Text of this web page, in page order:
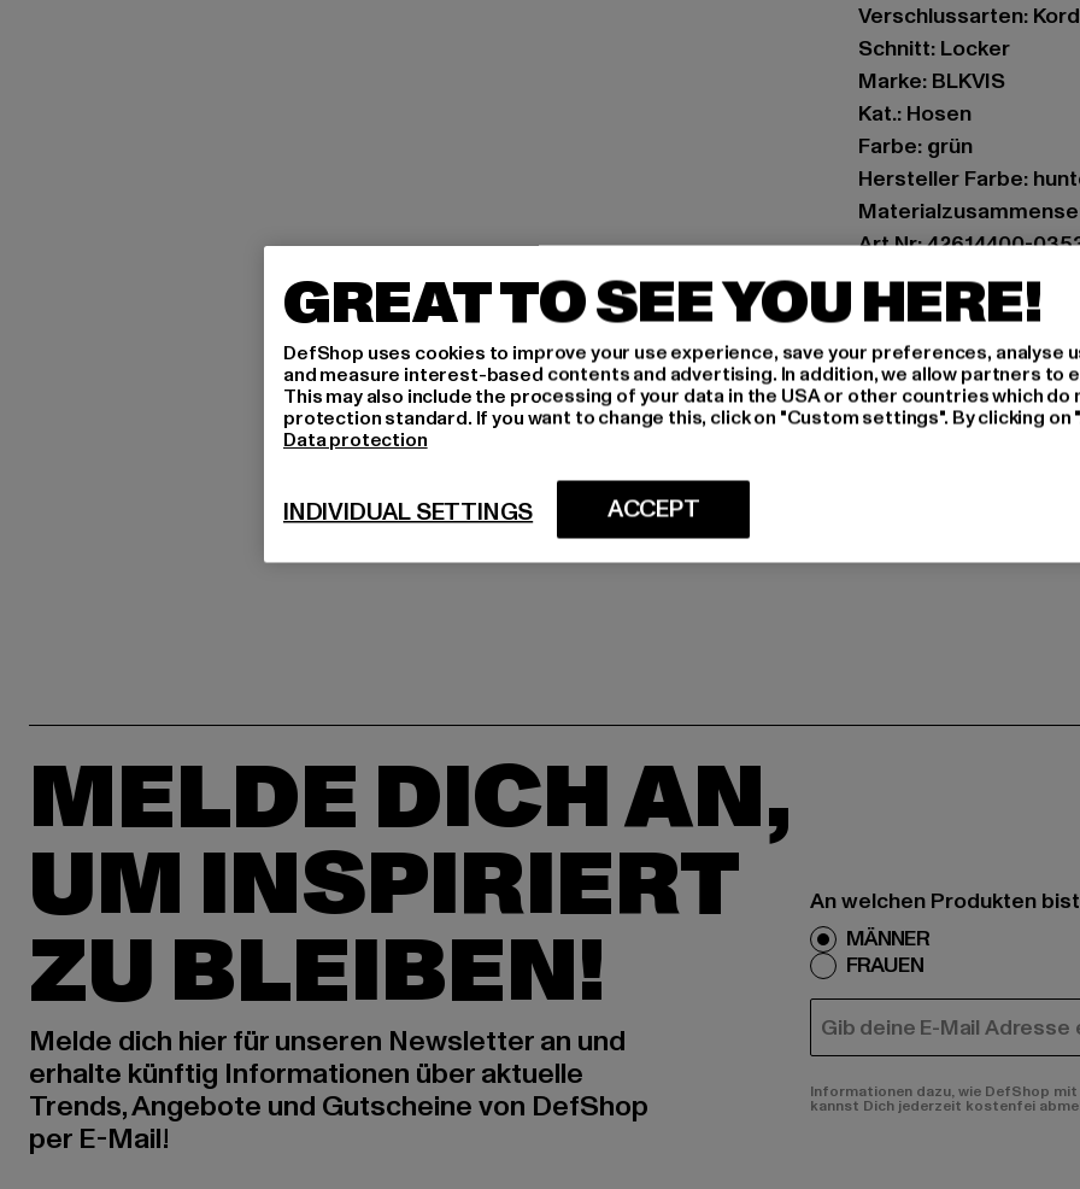
Verschlussarten:
Schnitt: Locker
Marke: BLKVIS
Kat.: Hosen
Farbe: grün
Hersteller Farbe:
Art.Nr: 42614400-
Hersteller: Play Hard
Landwehrstrasse
GRÖSSE
MELDE DICH AN,
UM INSPIRIERT
ZU BLEIBEN!
Melde dich hier für unseren Newsletter an und
erhalte künftig Informationen über aktuelle
Trends, Angebote und Gutscheine von DefShop
per E-Mail!
An welchen Produkten
MÄNNER
FRAUEN
E-MAIL
Informationen dazu, wie DefShop
kannst Dich jederzeit kostenfei
GREAT TO SEE YOU HERE!
DefShop uses cookies to improve your use experience, save your preferences, analyse
and measure interest-based contents and advertising. In addition, we allow partners to
This may also include the processing of your data in the USA or other countries which do
protection standard. If you want to change this, click on "Custom settings". By clicking
Data protection
ACCEPT
INDIVIDUAL SETTINGS